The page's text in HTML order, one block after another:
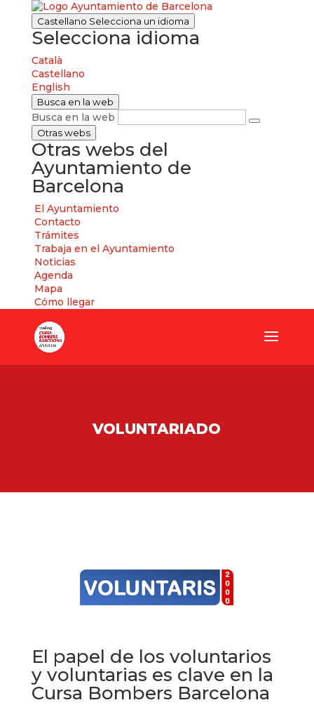
Castellano Selecciona un idioma
Selecciona idioma
Català
Castellano
English
Busca en la web
Busca en la web
Otras webs
Otras webs del
Ayuntamiento de
Barcelona
El Ayuntamiento
Contacto
Trámites
Trabaja en el Ayuntamiento
Noticias
Agenda
Mapa
Cómo llegar
VOLUNTARIADO
El papel de los voluntarios
y voluntarias es clave en la
Cursa Bombers Barcelona